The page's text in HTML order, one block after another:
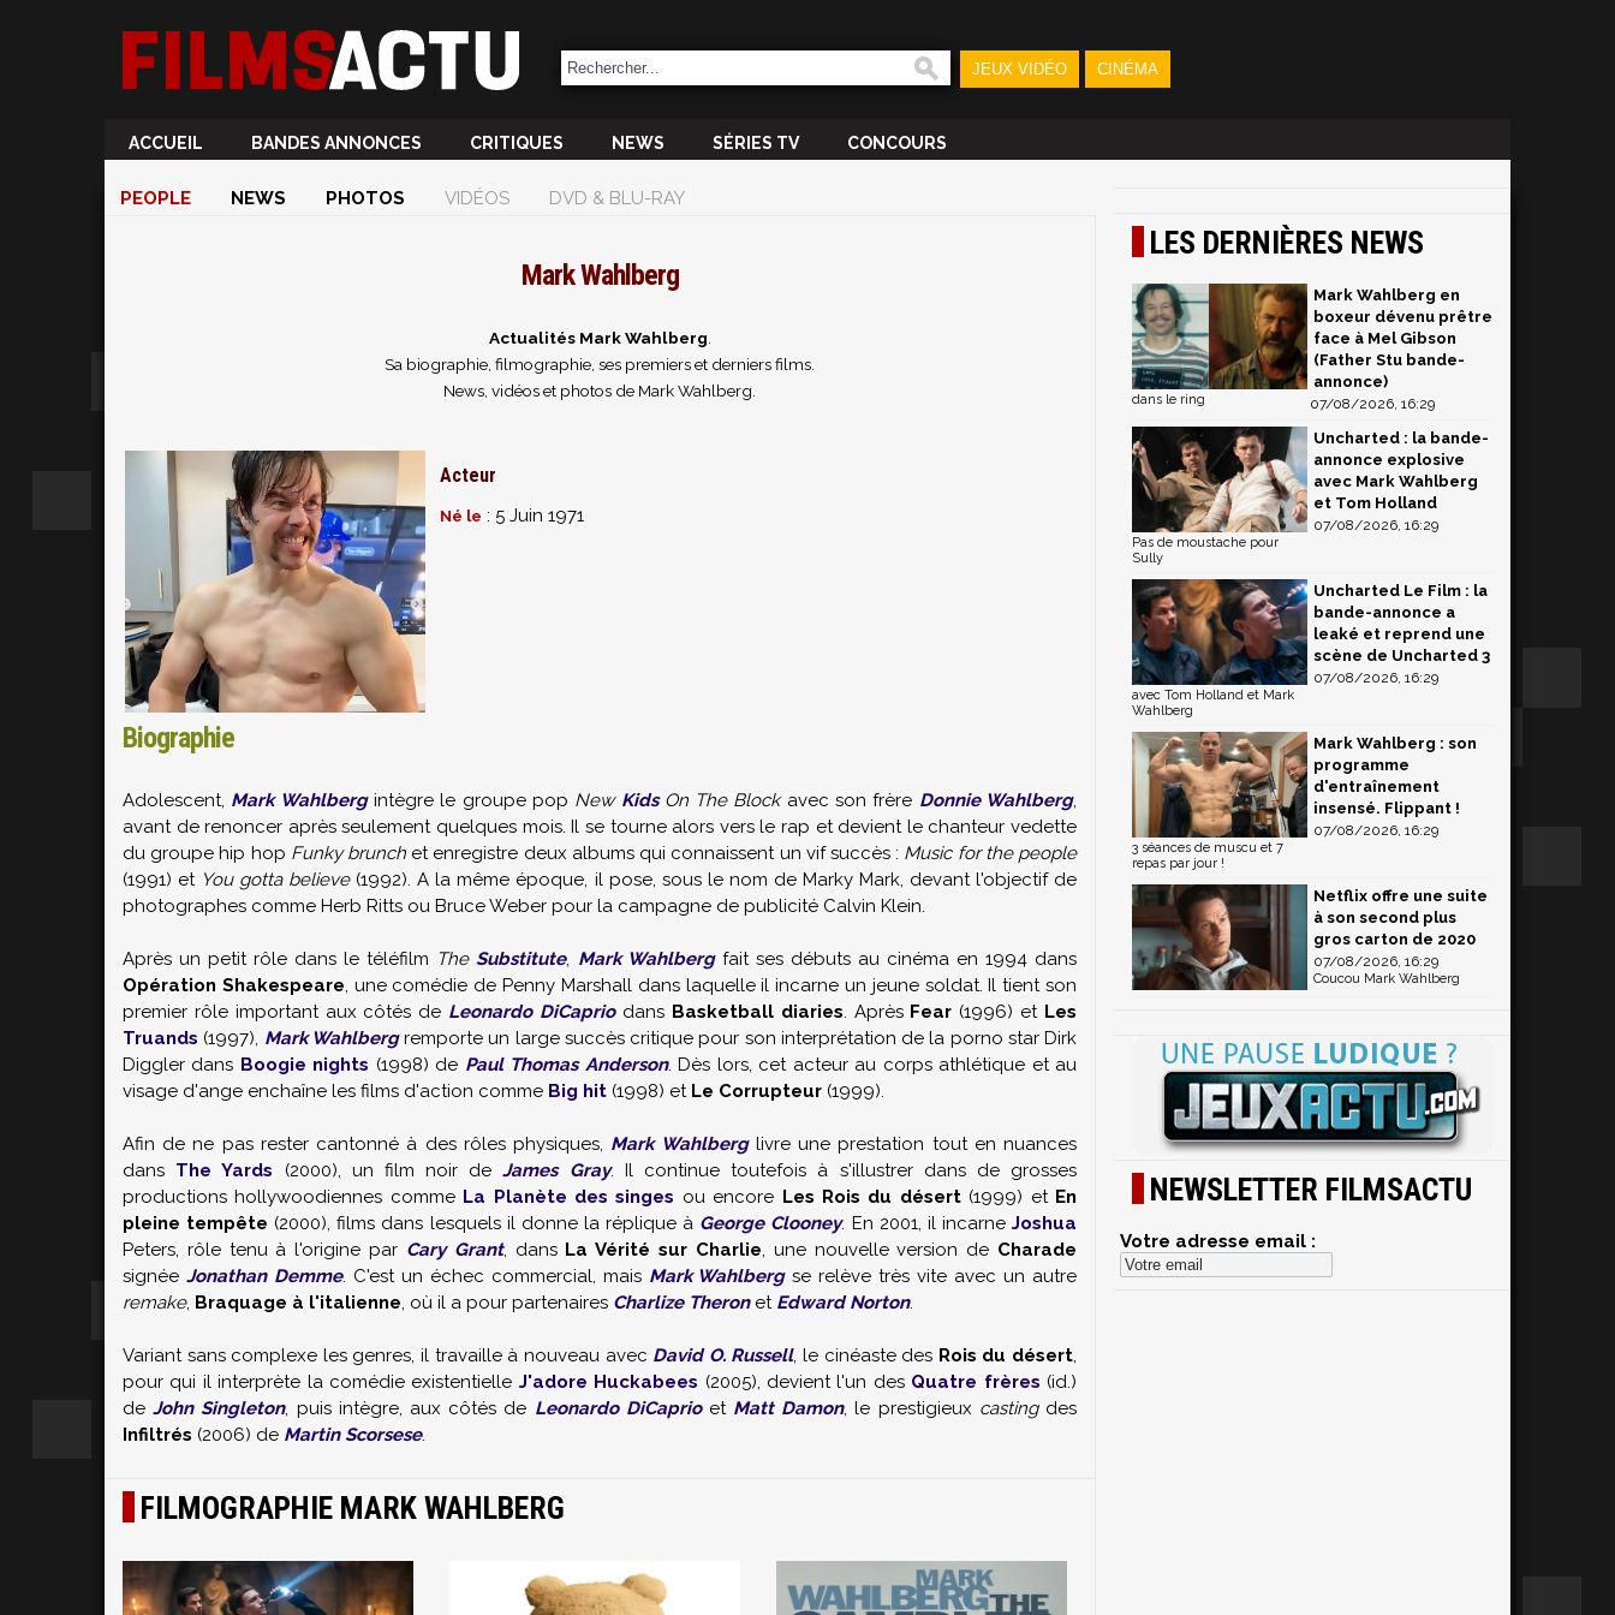
JEUX VIDÉO CINÉMA
ACCUEIL BANDES ANNONCES CRITIQUES NEWS SÉRIES TV CONCOURS
PEOPLE NEWS PHOTOS VIDÉOS DVD & BLU-RAY
Mark Wahlberg
Actualités Mark Wahlberg
Sa biographie, filmographie, ses premiers et derniers films.
News, vidéos et photos de Mark Wahlberg.
Acteur
Né le : 5 Juin 1971
Biographie
Adolescent, Mark Wahlbergintègre le groupe pop New KidsOn The Blockavec son frère Donnie Wahlberg,
avant de renoncer après seulement quelques mois. Il se tourne alors vers le rap et devient le chanteur vedette
du groupe hip hop Funky brunch et enregistre deux albums qui connaissent un vif succès : Music for the people
(1991) et You gotta believe(1992). A la même époque, il pose, sous le nom de Marky Mark, devant l'objectif de
photographes comme Herb Ritts ou Bruce Weber pour la campagne de publicité Calvin Klein.
Après un petit rôle dans le téléfilm TheSubstitute, Mark Wahlbergfait ses débuts au cinéma en 1994 dans
Opération Shakespeare, une comédie dePenny Marshalldans laquelle il incarne un jeune soldat. Il tient son
premier rôle important aux côtés de Leonardo DiCapriodans Basketball diaries. Après Fear (1996) et Les
Truands (1997), Mark Wahlbergremporte un large succès critique pour son interprétation de la porno star Dirk
Diggler dans Boogie nights (1998) de Paul Thomas Anderson. Dès lors, cet acteur au corps athlétique et au
visage d'ange enchaîne les films d'action comme Big hit (1998) et Le Corrupteur (1999).
Afin de ne pas rester cantonné à des rôles physiques, Mark Wahlberglivre une prestation tout en nuances
dans The Yards (2000), un film noir deJames Gray. Il continue toutefois à s'illustrer dans de grosses
productions hollywoodiennes comme La Planète des singes ou encore Les Rois du désert(1999) et En
pleine tempête (2000), films dans lesquels il donne la réplique à George Clooney. En 2001, il incarneJoshua
Peters, rôle tenu à l'origine par Cary Grant, dans La Vérité sur Charlie, une nouvelle version de Charade
signée Jonathan Demme. C'est un échec commercial, mais Mark Wahlbergse relève très vite avec un autre
remake, Braquage à l'italienne, où il a pour partenaires Charlize Theronet Edward Norton.
Variant sans complexe les genres, il travaille à nouveau avec David O. Russell, le cinéaste des Rois du désert,
pour qui il interprète la comédie existentielle J'adore Huckabees (2005), devient l'un des Quatre frères (id.)
deJohn Singleton, puis intègre, aux côtés de Leonardo DiCaprioet Matt Damon, le prestigieux castingdes
Infiltrés (2006) de Martin Scorsese.
FILMOGRAPHIE MARK WAHLBERG
LES DERNIÈRES NEWS
Mark Wahlberg en
boxeur dévenu prêtre
face à Mel Gibson
(Father Stu bande-
annonce)
07/08/2026, 16:29
dans le ring
Uncharted : la bande-
annonce explosive
avec Mark Wahlberg
et Tom Holland
07/08/2026, 16:29
Pas de moustache pour
Sully
Uncharted Le Film : la
bande-annonce a
leaké et reprend une
scène de Uncharted 3
07/08/2026, 16:29
avec Tom Holland et Mark
Wahlberg
Mark Wahlberg : son
programme
d'entraînement
insensé. Flippant !
07/08/2026, 16:29
3 séances de muscu et 7
repas par jour !
Netflix offre une suite
à son second plus
gros carton de 2020
07/08/2026, 16:29
Coucou Mark Wahlberg
NEWSLETTER FILMSACTU
Votre adresse email :